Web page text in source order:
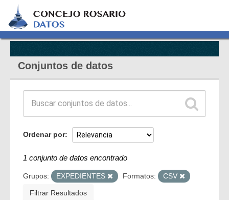
Conjuntos de datos
Ordenar por
1 conjunto de datos encontrado
Grupos: EXPEDIENTES Formatos: CSV
Filtrar Resultados